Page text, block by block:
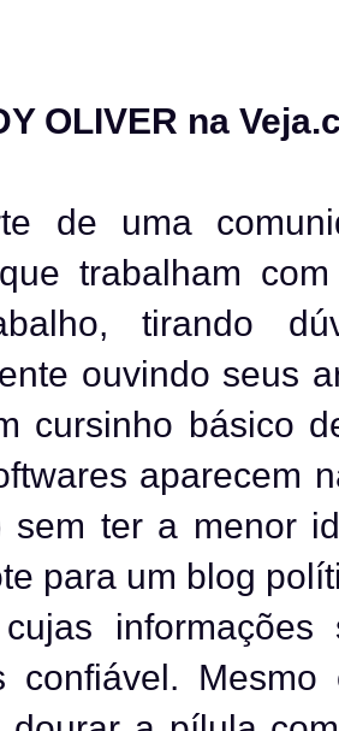
OLIVER na
de uma
trabalham
tirando
ouvindo seus
cursinho básico
aparecem
sem ter a menor
para um blog
confiável. Mesmo